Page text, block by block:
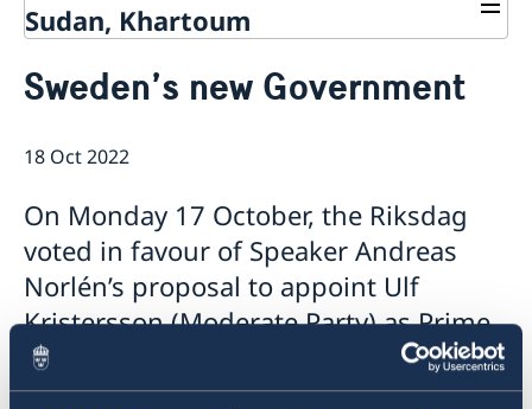
Sudan, Khartoum
About us
Vacancies
Sweden’s new Government
18 Oct 2022
On Monday 17 October, the Riksdag
voted in favour of Speaker Andreas
Norlén’s proposal to appoint Ulf
Kristersson (Moderate Party) as Prime
Minister.